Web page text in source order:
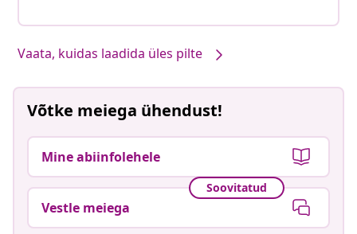
Vaata, kuidas laadida üles pilte
Võtke meiega ühendust!
Mine abiinfolehele
Soovitatud
Vestle meiega